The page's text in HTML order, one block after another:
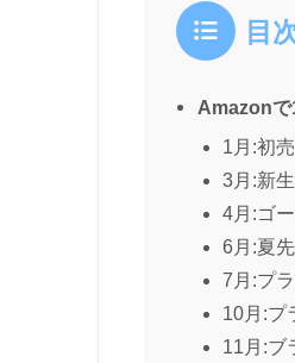
目
Amazonで
1月:初
3月:新
4月:ゴ
6月:夏
7月:プ
10月:プ
11月:ブ